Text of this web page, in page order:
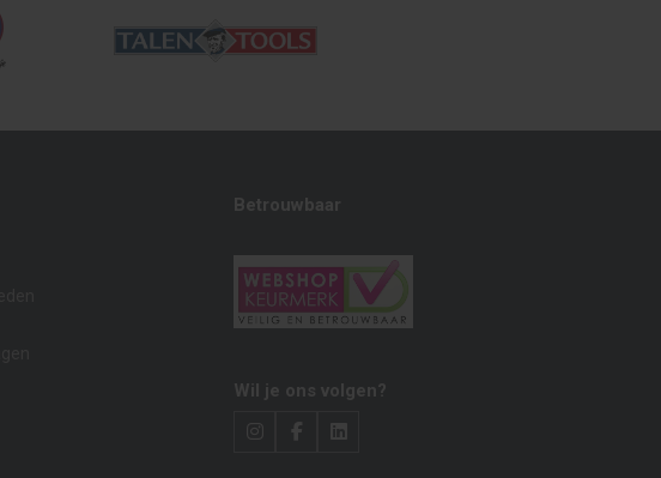
Betrouwbaar
Wil je ons volgen?